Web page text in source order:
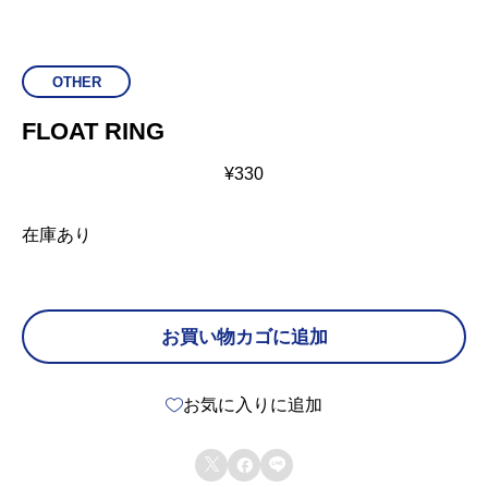
OTHER
FLOAT RING
¥330
在庫あり
お買い物カゴに追加
お気に入りに追加
  